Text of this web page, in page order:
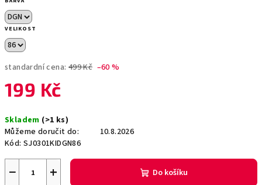
VELIKOST
standardní cena: 499 Kč –60 %
199 Kč
cena:
Skladem (>1 ks)
Můžeme doručit do:
10.8.2026
Kód: SJ0301KIDGN86
+
− Do košíku